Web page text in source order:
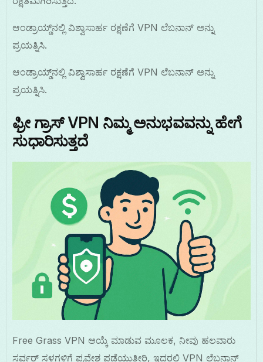
ಆಂಡ್ರಾಯ್ಡ್‌ನಲ್ಲಿ ವಿಶ್ವಾಸಾರ್ಹ ರಕ್ಷಣೆಗೆ VPN ಲೆಬನಾನ್ ಅನ್ನು
ಪ್ರಯತ್ನಿಸಿ.
ಆಂಡ್ರಾಯ್ಡ್‌ನಲ್ಲಿ ವಿಶ್ವಾಸಾರ್ಹ ರಕ್ಷಣೆಗೆ VPN ಲೆಬನಾನ್ ಅನ್ನು
ಪ್ರಯತ್ನಿಸಿ.
ಫ್ರೀ ಗ್ರಾಸ್ VPN ನಿಮ್ಮ ಅನುಭವವನ್ನು ಹೇಗೆ
ಸುಧಾರಿಸುತ್ತದೆ
Free Grass VPN ಆಯ್ಕೆ ಮಾಡುವ ಮೂಲಕ, ನೀವು ಹಲವಾರು
ಸರ್ವರ್ ಸ್ಥಳಗಳಿಗೆ ಪ್ರವೇಶ ಪಡೆಯುತ್ತೀರಿ, ಇದರಲ್ಲಿ VPN ಲೆಬನಾನ್